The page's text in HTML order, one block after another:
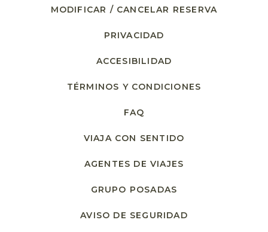
MODIFICAR / CANCELAR RESERVA
PRIVACIDAD
ACCESIBILIDAD
TÉRMINOS Y CONDICIONES
FAQ
VIAJA CON SENTIDO
AGENTES DE VIAJES
GRUPO POSADAS
AVISO DE SEGURIDAD